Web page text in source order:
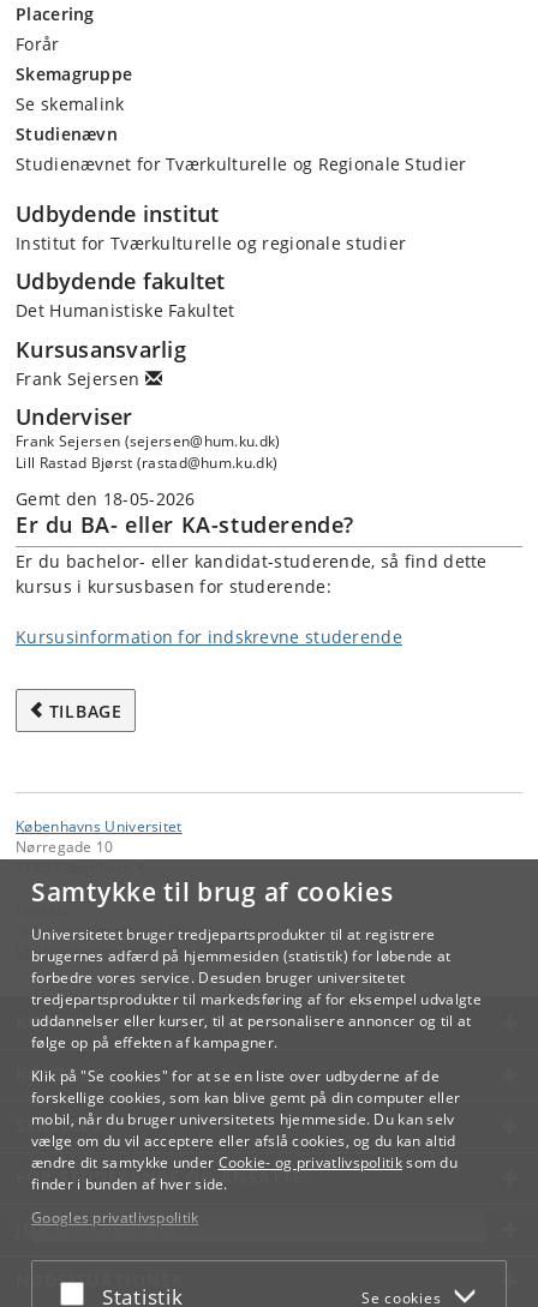
Samtykke til brug af cookies
Universitetet bruger tredjepartsprodukter til at registrere
brugernes adfærd på hjemmesiden (statistik) for løbende at
forbedre vores service. Desuden bruger universitetet
tredjepartsprodukter til markedsføring af for eksempel udvalgte
uddannelser eller kurser, til at personalisere annoncer og til at
følge op på effekten af kampagner.
Klik på "Se cookies" for at se en liste over udbyderne af de
forskellige cookies, som kan blive gemt på din computer eller
mobil, når du bruger universitetets hjemmeside. Du kan selv
vælge om du vil acceptere eller afslå cookies, og du kan altid
ændre dit samtykke under Cookie- og privatlivspolitiksom du
finder i bunden af hver side.
Googles privatlivspolitik
Acceptér eller afslå
Statistik Se cookies
Placering
Forår
Skemagruppe
Se skemalink
Studienævn
Studienævnet for Tværkulturelle og Regionale Studier
Udbydende institut
Institut for Tværkulturelle og regionale studier
Udbydende fakultet
Det Humanistiske Fakultet
Kursusansvarlig
Frank Sejersen
Underviser
Frank Sejersen (sejersen@hum.ku.dk)
Lill Rastad Bjørst (rastad@hum.ku.dk)
Gemt den 18-05-2026
Er du BA- eller KA-studerende?
Er du bachelor- eller kandidat-studerende, så find dette
kursus i kursusbasen for studerende:
Kursusinformation for indskrevne studerende
TILBAGE
Københavns Universitet
Nørregade 10
Videreuddannelse og Livslang Læring
lifelonglearning@adm.ku.dk
KØBENHAVNS UNIVERSITET
KONTAKT
SERVICES
FOR STUDERENDE OG ANSATTE
JOB OG KARRIERE
NØDSITUATIONER